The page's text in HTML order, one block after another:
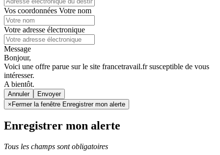
Vos coordonnées Votre nom
Votre adresse électronique
Message
Bonjour,
Voici une offre parue sur le site francetravail.fr susceptible de vous
intéresser.
A bientôt.
Annuler
× Fermer la fenêtre Enregistrer mon alerte
Enregistrer mon alerte
Tous les champs sont obligatoires